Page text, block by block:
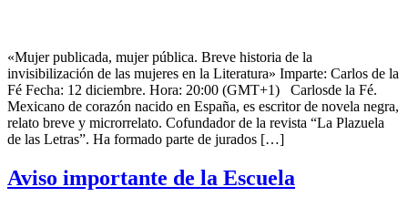
«Mujer publicada, mujer pública. Breve historia de la
invisibilización de las mujeres en la Literatura» Imparte: Carlos de la
Fé Fecha: 12 diciembre. Hora: 20:00 (GMT+1) Carlosde la Fé.
Mexicano de corazón nacido en España, es escritor de novela negra,
relato breve y microrrelato. Cofundador de la revista “La Plazuela
de las Letras”. Ha formado parte de jurados […]
Aviso importante de la Escuela